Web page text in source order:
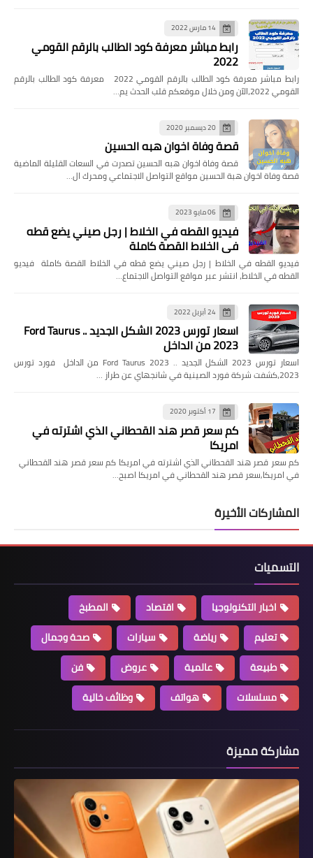
14 مارس 2022
رابط مباشر معرفة كود الطالب بالرقم القومي
2022
رابط مباشر معرفة كود الطالب بالرقم القومي 2022 معرفة كود الطالب بالرقم
القومي 2022،الآن ومن خلال موقعكم قلب الحدث يم…
20 ديسمبر 2020
قصة وفاة اخوان هبه الحسين
قصة وفاة اخوان هبه الحسين تصدرت في السعات القليلة الماضية
قصة وفاة اخوان هبة الحسين مواقع التواصل الاجتماعي ومحرك ال…
06 مايو 2023
فيديو القطه في الخلاط | رجل صيني يضع قطه
في الخلاط القصة كاملة
فيديو القطه في الخلاط | رجل صيني يضع قطه في الخلاط القصة كاملة فيديو
القطه في الخلاط، انتشر عبر مواقع التواصل الاجتماع…
24 أبريل 2022
اسعار تورس 2023 الشكل الجديد .. Ford Taurus
2023 من الداخل
اسعار تورس 2023 الشكل الجديد .. Ford Taurus 2023 من الداخل فورد تورس
2023،كشفت شركة فورد الصينية في شانجهاي عن طراز …
17 أكتوبر 2020
كم سعر قصر هند القحطاني الذي اشترته في
امريكا
كم سعر قصر هند القحطاني الذي اشترته في امريكا كم سعر قصر هند القحطاني
في امريكا,سعر قصر هند القحطاني في امريكا اصبح…
المشاركات الأخيرة
التسميات
اخبار التكنولوجيا اقتصاد
المطبخ
تعليم
رياضة سيارات
صحة وجمال
طبيعة
عالمية عروض
فن
مسلسلات
هواتف وظائف خالية
مشاركة مميزة